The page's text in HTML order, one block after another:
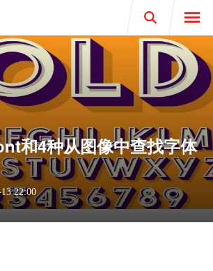
Search
和4种从图像中查找字体
22:00